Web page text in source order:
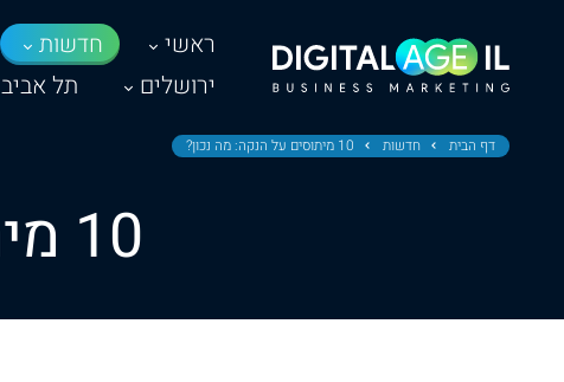
ראשי חדשות
ירושלים
תל אביב
דף הבית חדשות 10 מיתוסים על הנקה: מה נכון?
10 מיתוסים על הנקה: מה נכון?